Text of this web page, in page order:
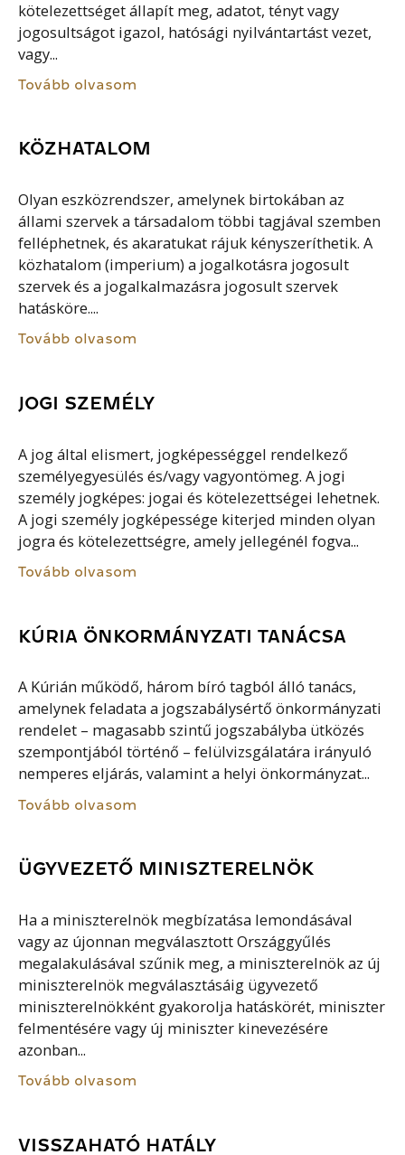
kötelezettséget állapít meg, adatot, tényt vagy
jogosultságot igazol, hatósági nyilvántartást vezet,
vagy...
Tovább olvasom
KÖZHATALOM
Olyan eszközrendszer, amelynek birtokában az
állami szervek a társadalom többi tagjával szemben
felléphetnek, és akaratukat rájuk kényszeríthetik. A
közhatalom (imperium) a jogalkotásra jogosult
szervek és a jogalkalmazásra jogosult szervek
hatásköre....
Tovább olvasom
JOGI SZEMÉLY
A jog által elismert, jogképességgel rendelkező
személyegyesülés és/vagy vagyontömeg. A jogi
személy jogképes: jogai és kötelezettségei lehetnek.
A jogi személy jogképessége kiterjed minden olyan
jogra és kötelezettségre, amely jellegénél fogva...
Tovább olvasom
KÚRIA ÖNKORMÁNYZATI TANÁCSA
A Kúrián működő, három bíró tagból álló tanács,
amelynek feladata a jogszabálysértő önkormányzati
rendelet – magasabb szintű jogszabályba ütközés
szempontjából történő – felülvizsgálatára irányuló
nemperes eljárás, valamint a helyi önkormányzat...
Tovább olvasom
ÜGYVEZETŐ MINISZTERELNÖK
Ha a miniszterelnök megbízatása lemondásával
vagy az újonnan megválasztott Országgyűlés
megalakulásával szűnik meg, a miniszterelnök az új
miniszterelnök megválasztásáig ügyvezető
miniszterelnökként gyakorolja hatáskörét, miniszter
felmentésére vagy új miniszter kinevezésére
azonban...
Tovább olvasom
VISSZAHATÓ HATÁLY